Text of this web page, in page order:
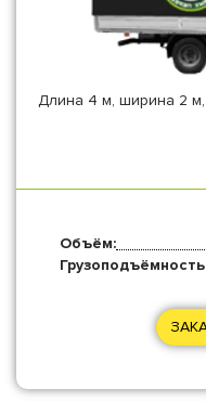
Длина 4 м, ширина 2
Объём: